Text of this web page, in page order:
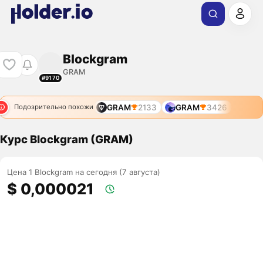
#9170
Blockgram
GRAM
Подозрительно похожи GRAM 2133 GRAM 3426
Курс Blockgram (GRAM)
Цена 1 Blockgram на сегодня (7 августа)
$ 0,000021